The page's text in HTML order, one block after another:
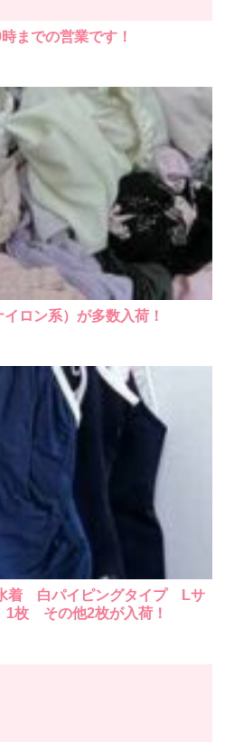
までの営業です！
ロン系）が多数入荷！
着 白パイピングタイプ Lサ
枚 その他2枚が入荷！